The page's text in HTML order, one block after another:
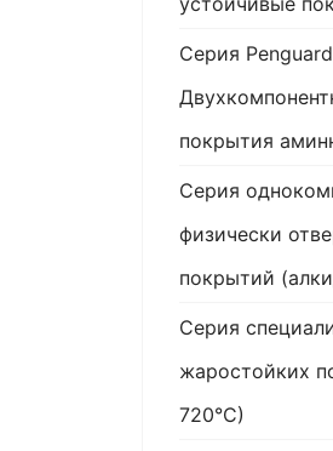
Серия
покрытия
Серия
физически
покрытий
Серия
жаростойких
720°С)